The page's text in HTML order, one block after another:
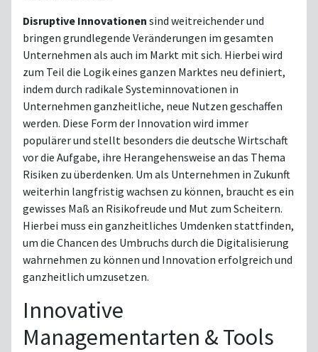
Disruptive Innovationen sind weitreichender und
bringen grundlegende Veränderungen im gesamten
Unternehmen als auch im Markt mit sich. Hierbei wird
zum Teil die Logik eines ganzen Marktes neu definiert,
indem durch radikale Systeminnovationen in
Unternehmen ganzheitliche, neue Nutzen geschaffen
werden. Diese Form der Innovation wird immer
populärer und stellt besonders die deutsche Wirtschaft
vor die Aufgabe, ihre Herangehensweise an das Thema
Risiken zu überdenken. Um als Unternehmen in Zukunft
weiterhin langfristig wachsen zu können, braucht es ein
gewisses Maß an Risikofreude und Mut zum Scheitern.
Hierbei muss ein ganzheitliches Umdenken stattfinden,
um die Chancen des Umbruchs durch die Digitalisierung
wahrnehmen zu können und Innovation erfolgreich und
ganzheitlich umzusetzen.
Innovative
Managementarten & Tools